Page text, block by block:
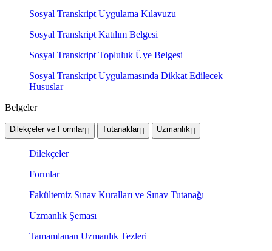
Sosyal Transkript Uygulama Kılavuzu
Sosyal Transkript Katılım Belgesi
Sosyal Transkript Topluluk Üye Belgesi
Sosyal Transkript Uygulamasında Dikkat Edilecek
Hususlar
Belgeler
Dilekçeler ve Formlar Tutanaklar Uzmanlık
Dilekçeler
Formlar
Fakültemiz Sınav Kuralları ve Sınav Tutanağı
Uzmanlık Şeması
Tamamlanan Uzmanlık Tezleri